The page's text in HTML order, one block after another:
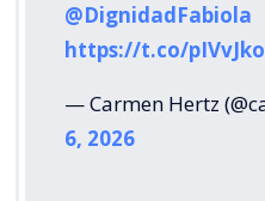
@DignidadFabiola
https://t.co/
— Carmen Hertz
6, 2026